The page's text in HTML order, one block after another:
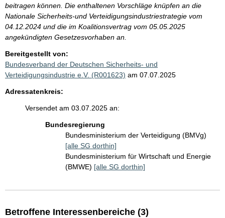
beitragen können. Die enthaltenen Vorschläge knüpfen an die
Nationale Sicherheits-und Verteidigungsindustriestrategie vom
04.12.2024 und die im Koalitionsvertrag vom 05.05.2025
angekündigten Gesetzesvorhaben an.
Bereitgestellt von:
Bundesverband der Deutschen Sicherheits- und
Verteidigungsindustrie e.V. (R001623) am 07.07.2025
Adressatenkreis:
Versendet am 03.07.2025 an:
Bundesregierung
Bundesministerium der Verteidigung (BMVg)
[alle SG dorthin]
Bundesministerium für Wirtschaft und Energie
(BMWE) [alle SG dorthin]
Betroffene Interessenbereiche (3)